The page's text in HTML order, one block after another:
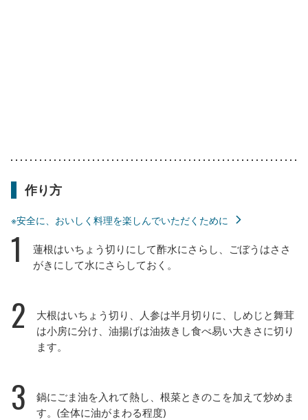
作り方
※安全に、おいしく料理を楽しんでいただくために
1
蓮根はいちょう切りにして酢水にさらし、ごぼうはささ
がきにして水にさらしておく。
2
大根はいちょう切り、人参は半月切りに、しめじと舞茸
は小房に分け、油揚げは油抜きし食べ易い大きさに切り
ます。
3
鍋にごま油を入れて熱し、根菜ときのこを加えて炒めま
す。(全体に油がまわる程度)